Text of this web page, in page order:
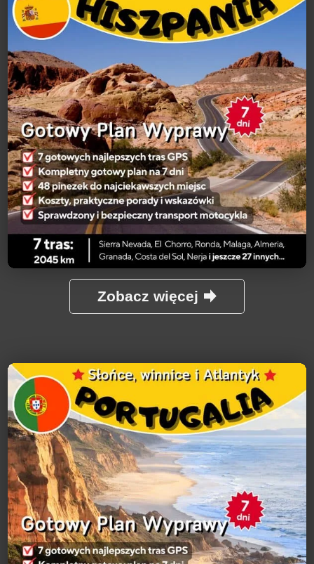
Zobacz więcej